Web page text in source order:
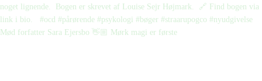
Mød forfatter Sara Ejersbo 👋🏼 Mørk magi er første